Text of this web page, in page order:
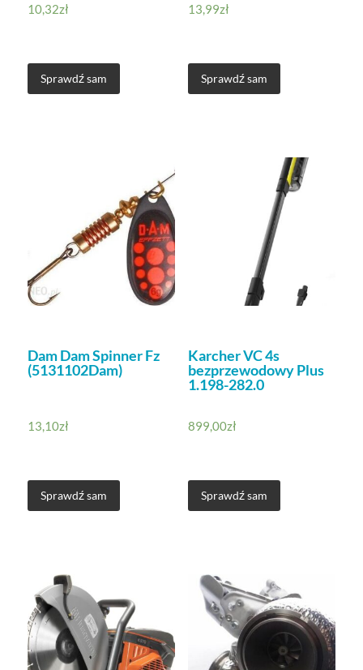
10,32zł
Sprawdź sam
13,99zł
Sprawdź sam
Dam Dam Spinner Fz
(5131102Dam)
13,10zł
Sprawdź sam
Karcher VC 4s
bezprzewodowy Plus
1.198-282.0
899,00zł
Sprawdź sam